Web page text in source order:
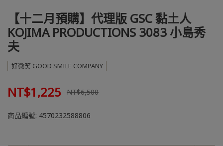
【十二月預購】代理版 GSC 黏土人
KOJIMA PRODUCTIONS 3083 小島秀
夫
好微笑 GOOD SMILE COMPANY
NT$1,225 NT$6,500
商品編號: 4570232588806